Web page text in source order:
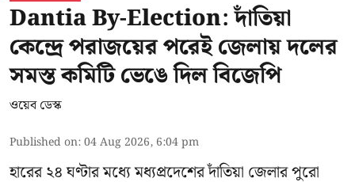
Dantia By-Election: দাঁতিয়া
কেন্দ্রে পরাজয়ের পরেই জেলায় দলের
সমস্ত কমিটি ভেঙে দিল বিজেপি
ওয়েব ডেস্ক
Published on:04 Aug 2026, 6:04 pm
হারের ২৪ ঘণ্টার মধ্যে মধ্যপ্রদেশের দাঁতিয়া জেলার পুরো